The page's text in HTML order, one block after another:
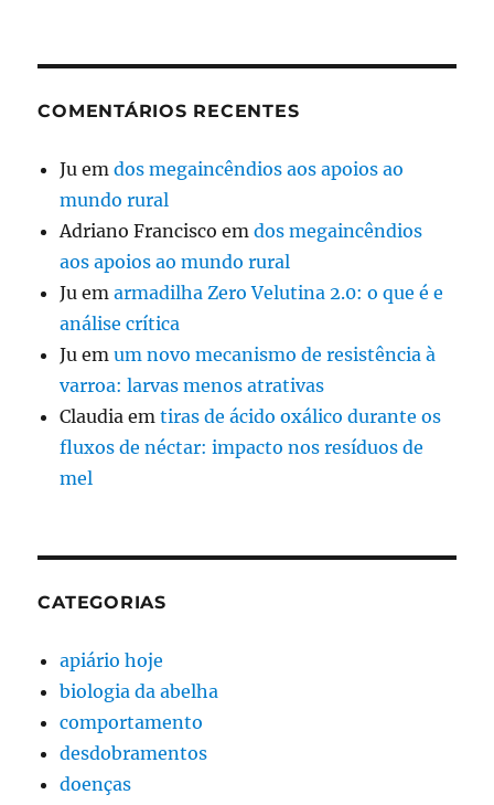
COMENTÁRIOS RECENTES
Ju emdos megaincêndios aos apoios ao
mundo rural
Adriano Francisco emdos megaincêndios
aos apoios ao mundo rural
Ju emarmadilha Zero Velutina 2.0: o que é e
análise crítica
Ju emum novo mecanismo de resistência à
varroa: larvas menos atrativas
Claudia emtiras de ácido oxálico durante os
fluxos de néctar: impacto nos resíduos de
mel
CATEGORIAS
apiário hoje
biologia da abelha
comportamento
desdobramentos
doenças